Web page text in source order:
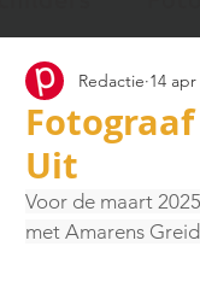
Uit
Redactie 14 apr
Voor de maart
met Amarens